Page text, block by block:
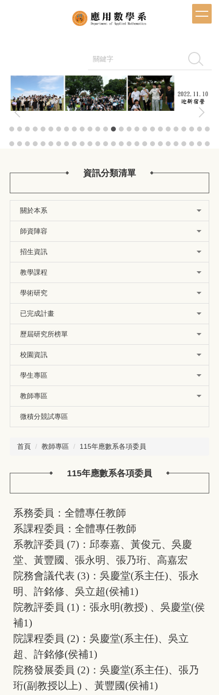
搜尋
資訊分類清單
關於本系
師資陣容
招生資訊
教學課程
學術研究
已完成計畫
歷屆研究所榜單
校園資訊
學生專區
教師專區
微積分競試專區
首頁 教師專區 115年應數系各項委員
115年應數系各項委員
系務委員：全體專任教師
系課程委員：全體專任教師
系教評委員 (7)：邱泰嘉、黃俊元、吳慶
堂、黃豐國、張永明、張乃珩、高嘉宏
院務會議代表 (3)：吳慶堂(系主任)、張永
明、許銘修、吳立超(侯補1)
院教評委員 (1)：張永明(教授) 、吳慶堂(侯
補1)
院課程委員 (2)：吳慶堂(系主任)、吳立
超、許銘修(侯補1)
院務發展委員 (2)：吳慶堂(系主任)、張乃
珩(副教授以上) 、黃豐國(侯補1)